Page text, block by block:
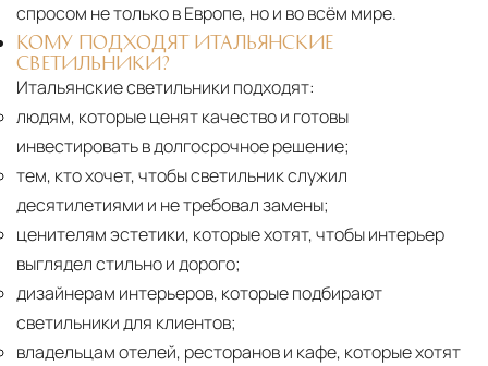
спросом не только в Европе, но и во всём мире.
КОМУ ПОДХОДЯТ ИТАЛЬЯНСКИЕ
СВЕТИЛЬНИКИ?
Итальянские светильники подходят:
людям, которые ценят качество и готовы
инвестировать в долгосрочное решение;
тем, кто хочет, чтобы светильник служил
десятилетиями и не требовал замены;
ценителям эстетики, которые хотят, чтобы интерьер
выглядел стильно и дорого;
дизайнерам интерьеров, которые подбирают
светильники для клиентов;
владельцам отелей, ресторанов и кафе, которые хотят